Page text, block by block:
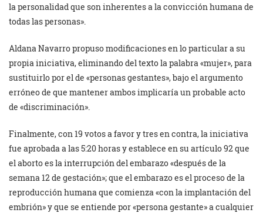
la personalidad que son inherentes a la convicción humana de
todas las personas».
Aldana Navarro propuso modificaciones en lo particular a su
propia iniciativa, eliminando del texto la palabra «mujer», para
sustituirlo por el de «personas gestantes», bajo el argumento
erróneo de que mantener ambos implicaría un probable acto
de «discriminación».
Finalmente, con 19 votos a favor y tres en contra, la iniciativa
fue aprobada a las 5:20 horas y establece en su artículo 92 que
el aborto es la interrupción del embarazo «después de la
semana 12 de gestación»; que el embarazo es el proceso de la
reproducción humana que comienza «con la implantación del
embrión» y que se entiende por «persona gestante» a cualquier